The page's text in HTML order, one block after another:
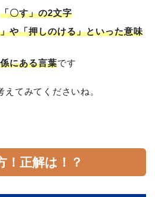
「〇す」の2文字
や「押しのける」といった意味
にある言葉です
てみてくださいね。
！正解は！？